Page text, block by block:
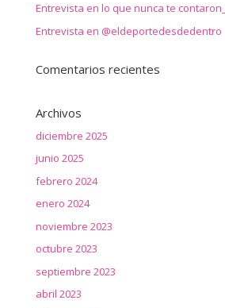
Entrevista en lo que nunca te
Entrevista en @eldeportedesdedentro
Comentarios recientes
Archivos
diciembre 2025
junio 2025
febrero 2024
enero 2024
noviembre 2023
octubre 2023
septiembre 2023
abril 2023